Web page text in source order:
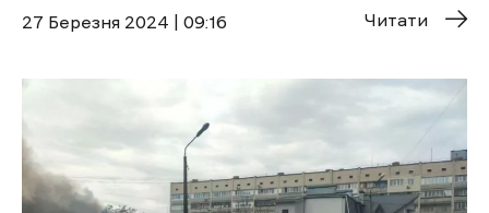
27 Березня 2024 | 09:16 Читати